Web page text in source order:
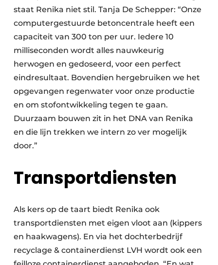
staat Renika niet stil. Tanja De Schepper: “Onze
computergestuurde betoncentrale heeft een
capaciteit van 300 ton per uur. Iedere 10
milliseconden wordt alles nauwkeurig
herwogen en gedoseerd, voor een perfect
eindresultaat. Bovendien hergebruiken we het
opgevangen regenwater voor onze productie
en om stofontwikkeling tegen te gaan.
Duurzaam bouwen zit in het DNA van Renika
en die lijn trekken we intern zo ver mogelijk
door.”
Transportdiensten
Als kers op de taart biedt Renika ook
transportdiensten met eigen vloot aan (kippers
en haakwagens). En via het dochterbedrijf
recyclage & containerdienst LVH wordt ook een